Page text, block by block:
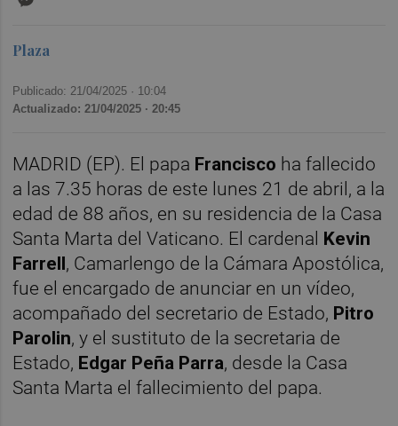
Plaza
Publicado: 21/04/2025 · 10:04
Actualizado: 21/04/2025 · 20:45
MADRID (EP). El papa Francisco ha fallecido
a las 7.35 horas de este lunes 21 de abril, a la
edad de 88 años, en su residencia de la Casa
Santa Marta del Vaticano. El cardenal Kevin
Farrell, Camarlengo de la Cámara Apostólica,
fue el encargado de anunciar en un vídeo,
acompañado del secretario de Estado, Pitro
Parolin, y el sustituto de la secretaria de
Estado, Edgar Peña Parra, desde la Casa
Santa Marta el fallecimiento del papa.